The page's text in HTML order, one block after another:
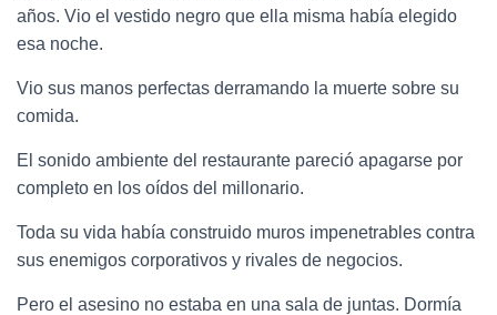
años. Vio el vestido negro que ella misma había elegido
esa noche.
Vio sus manos perfectas derramando la muerte sobre su
comida.
El sonido ambiente del restaurante pareció apagarse por
completo en los oídos del millonario.
Toda su vida había construido muros impenetrables contra
sus enemigos corporativos y rivales de negocios.
Pero el asesino no estaba en una sala de juntas. Dormía